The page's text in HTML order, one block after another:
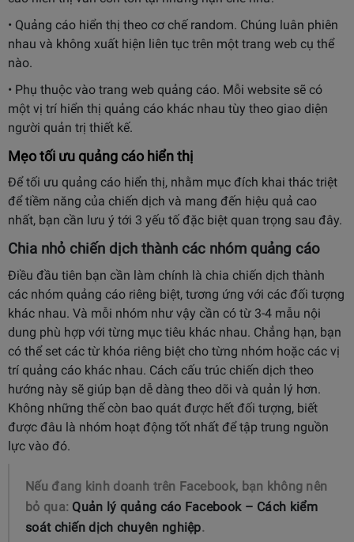
• Quảng cáo hiển thị theo cơ chế random. Chúng luân phiên
nhau và không xuất hiện liên tục trên một trang web cụ thể
nào.
• Phụ thuộc vào trang web quảng cáo. Mỗi website sẽ có
một vị trí hiển thị quảng cáo khác nhau tùy theo giao diện
người quản trị thiết kế.
Mẹo tối ưu quảng cáo hiển thị
Để tối ưu quảng cáo hiển thị, nhằm mục đích khai thác triệt
để tiềm năng của chiến dịch và mang đến hiệu quả cao
nhất, bạn cần lưu ý tới 3 yếu tố đặc biệt quan trọng sau đây.
Chia nhỏ chiến dịch thành các nhóm quảng cáo
Điều đầu tiên bạn cần làm chính là chia chiến dịch thành
các nhóm quảng cáo riêng biệt, tương ứng với các đối tượng
khác nhau. Và mỗi nhóm như vậy cần có từ 3-4 mẫu nội
dung phù hợp với từng mục tiêu khác nhau. Chẳng hạn, bạn
có thể set các từ khóa riêng biệt cho từng nhóm hoặc các vị
trí quảng cáo khác nhau. Cách cấu trúc chiến dịch theo
hướng này sẽ giúp bạn dễ dàng theo dõi và quản lý hơn.
Không những thế còn bao quát được hết đối tượng, biết
được đâu là nhóm hoạt động tốt nhất để tập trung nguồn
lực vào đó.
Nếu đang kinh doanh trên Facebook, bạn không nên
bỏ qua: Quản lý quảng cáo Facebook – Cách kiểm
soát chiến dịch chuyên nghiệp.